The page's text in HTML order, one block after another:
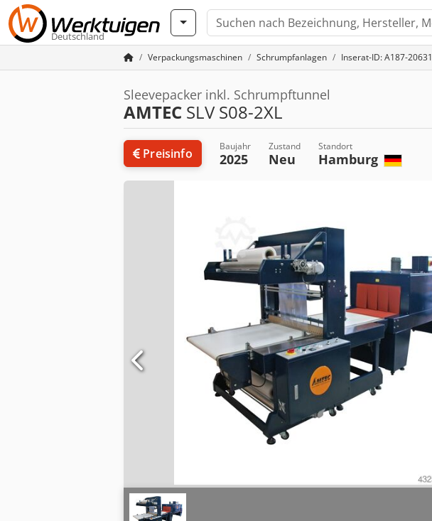
Deutschland
Verpackungsmaschinen Schrumpfanlagen Inserat-ID: A187-20631
Sleevepacker inkl. Schrumpftunnel
AMTEC SLV S08-2XL
Preisinfo Baujahr
2025
Zustand
Neu
Standort
Hamburg